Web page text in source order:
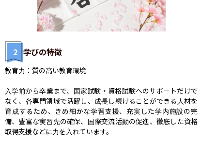
2 学びの特徴
教育力：質の高い教育環境
入学前から卒業まで、国家試験・資格試験へのサポートだけで
なく、各専門領域で活躍し、成長し続けることができる人材を
育成するため、きめ細かな学習支援、充実した学内施設の完
備、豊富な実習先の確保、国際交流活動の促進、徹底した資格
取得支援などに力を入れています。